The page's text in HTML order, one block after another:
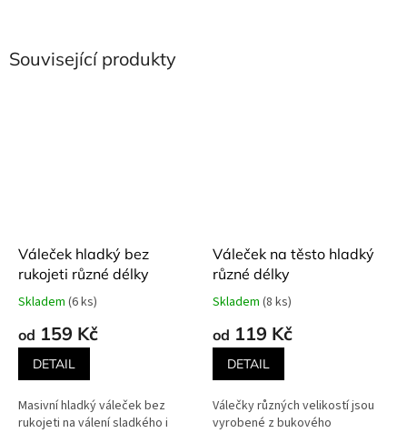
Související produkty
Váleček hladký bez
rukojeti různé délky
Průměrné
produktu
5
hvězdiček.
Skladem (6 ks)
od 159 Kč
DETAIL
Masivní hladký váleček bez
rukojeti na válení sladkého i
Váleček na těsto hladký
různé délky
Průměrné
produktu
5
hvězdiček.
Skladem (8 ks)
od 119 Kč
DETAIL
Válečky různých velikostí jsou
vyrobené z bukového